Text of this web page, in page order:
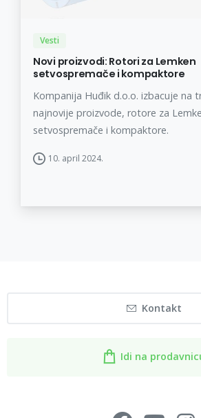
Vesti
Novi proizvodi: Rotori za Lemken
setvospremače i kompaktore
Kompanija Huđik d.o.o. izbacuje na
najnovije proizvode, rotore za
setvospremače i kompaktore.
10. april 2024.
Kontakt
Idi na